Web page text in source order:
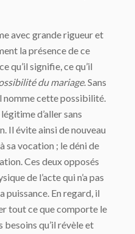
avec grande rigueur et
la présence de ce
qu’il signifie, ce qu’il
du mariage. Sans
nomme cette possibilité.
d’aller sans
Il évite ainsi de nouveau
sa vocation ; le déni de
Ces deux opposés
de l’acte qui n’a pas
puissance. En regard, il
tout ce que comporte le
besoins qu’il révèle et